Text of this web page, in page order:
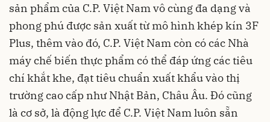
sản phẩm của C.P. Việt Nam vô cùng đa dạng và
phong phú được sản xuất từ mô hình khép kín 3F
Plus, thêm vào đó, C.P. Việt Nam còn có các Nhà
máy chế biến thực phẩm có thể đáp ứng các tiêu
chí khắt khe, đạt tiêu chuẩn xuất khẩu vào thị
trường cao cấp như Nhật Bản, Châu Âu. Đó cũng
là cơ sở, là động lực để C.P. Việt Nam luôn sẵn